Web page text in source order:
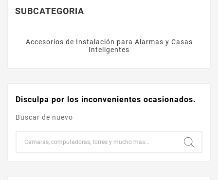
SUBCATEGORIA
Accesorios de Instalación para Alarmas y Casas
Inteligentes
Disculpa por los inconvenientes ocasionados.
Buscar de nuevo